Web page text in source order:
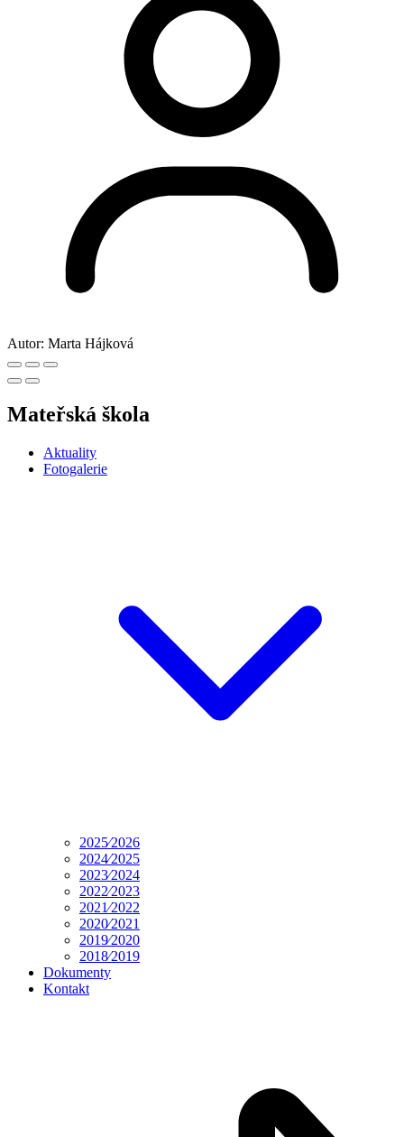
Autor: Marta Hájková
Mateřská škola
Aktuality
Fotogalerie
2025⁄2026
2024⁄2025
2023⁄2024
2022⁄2023
2021⁄2022
2020⁄2021
2019⁄2020
2018⁄2019
Dokumenty
Kontakt